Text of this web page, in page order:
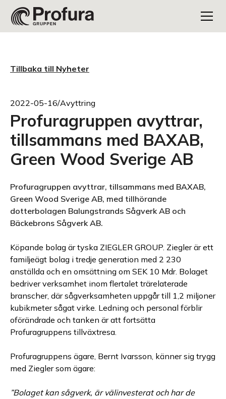
Tillbaka till Nyheter
2022-05-16/Avyttring
Profuragruppen avyttrar,
tillsammans med BAXAB,
Green Wood Sverige AB
Profuragruppen avyttrar, tillsammans med BAXAB,
Green Wood Sverige AB, med tillhörande
dotterbolagen Balungstrands Sågverk AB och
Bäckebrons Sågverk AB.
Köpande bolag är tyska ZIEGLER GROUP. Ziegler är ett
familjeägt bolag i tredje generation med 2 230
anställda och en omsättning om SEK 10 Mdr. Bolaget
bedriver verksamhet inom flertalet trärelaterade
branscher, där sågverksamheten uppgår till 1,2 miljoner
kubikmeter sågat virke. Ledning och personal förblir
oförändrade och tanken är att fortsätta
Profuragruppens tillväxtresa.
Profuragruppens ägare, Bernt Ivarsson, känner sig trygg
med Ziegler som ägare:
”Bolaget kan sågverk, är välinvesterat och har de